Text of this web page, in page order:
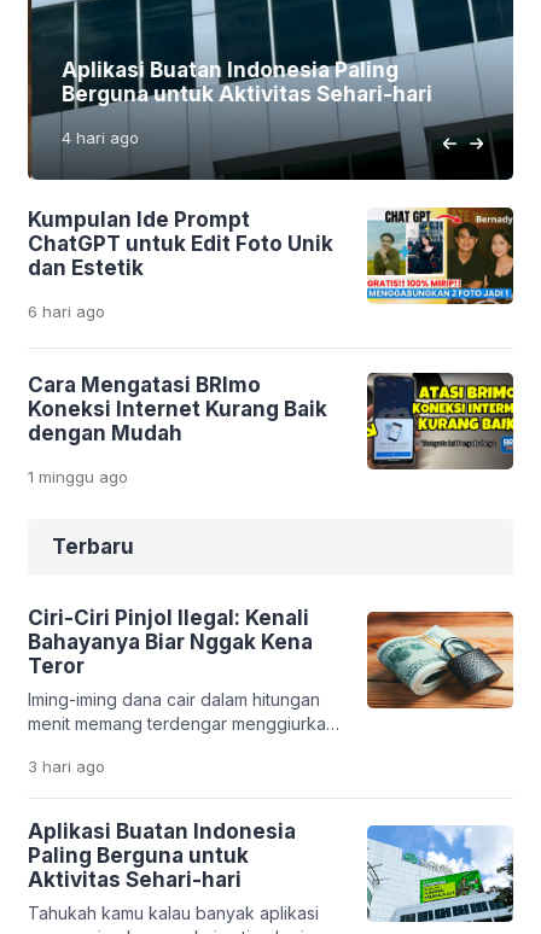
Aplikasi Buatan Indonesia Paling
Berguna untuk Aktivitas Sehari-hari
4 hari ago
Kumpulan Ide Prompt
ChatGPT untuk Edit Foto Unik
dan Estetik
6 hari ago
Cara Mengatasi BRImo
Koneksi Internet Kurang Baik
dengan Mudah
1 minggu ago
Terbaru
Ciri-Ciri Pinjol Ilegal: Kenali
Bahayanya Biar Nggak Kena
Teror
Iming-iming dana cair dalam hitungan
menit memang terdengar menggiurkan.
cepat. Tapi di balik kemudahan itu, ada
jebakan serius yang bisa merusak
kondisi finansial bahkan kehidupan
pribadimu. Fenomena pinjaman online
ilegal makin marak. Banyak aplikasi
bodong yang memanfaatkan situasi
darurat seseorang. Tanpa sadar,
3 hari ago
Aplikasi Buatan Indonesia
Paling Berguna untuk
Aktivitas Sehari-hari
Tahukah kamu kalau banyak aplikasi